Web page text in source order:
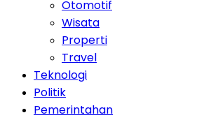
Otomotif
Wisata
Properti
Travel
Teknologi
Politik
Pemerintahan